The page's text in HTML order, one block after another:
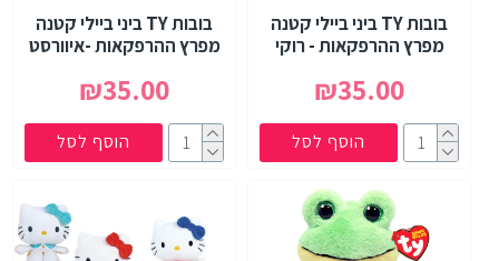
בובות TY ביני ביילי קטנה
מפרץ ההרפקאות - רוקי
₪35.00
הוסף לסל
בובות TY ביני ביילי קטנה
מפרץ ההרפקאות -איוורסט
₪35.00
הוסף לסל